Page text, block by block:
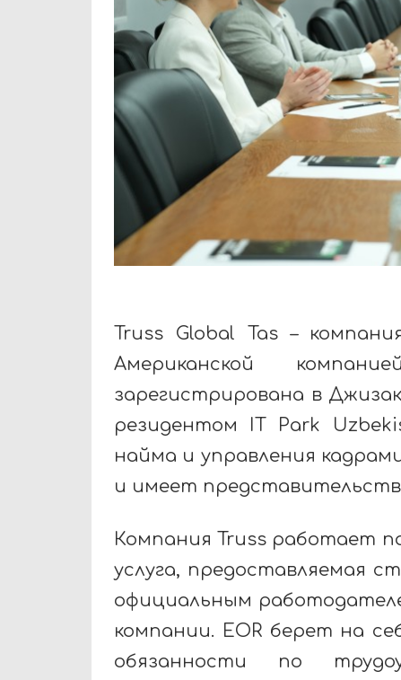
Truss Global Tas –
Американской
зарегистрирована в
резидентом IT Park
найма и управления
и имеет
Компания Truss работает по
услуга, предоставляемая
официальным
компании. EOR берет на
обязанности по